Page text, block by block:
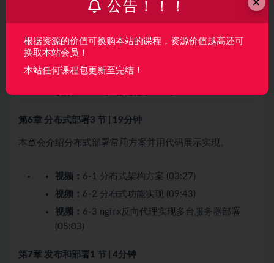
结构 (05:13)
视频：5-6 实现发送文字、表情包 (09:40)
视频：5-7 实现图片、拍照并发送 (15:41)
视频： 5-8 实现语音和视频支持 (04:32)
视频：5-9 实现群聊 (07:36)
第6章 分布式部署3 节 | 19分钟
本章会介绍分布式部署常用方案并用代码展示实现。
视频： 6-1 分布式架构方案 (03:27)
视频： 6-2 分布式功能实现 (09:43)
视频： 6-3 nginx反向代理实现多台服务器部署
(05:03)
第7章 发布和部署1 节 | 4分钟
公告！！！
根据资源的价值可换购本站的课程，资源价值越高还可
换取本站会员！
本站任何课程包更新至完结！